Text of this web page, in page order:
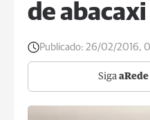
de abacaxi
Publicado: 26/02/2016,
Siga aRede